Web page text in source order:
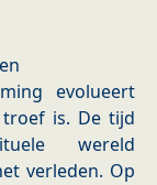
evolueert
is. De tijd
wereld
verleden. Op